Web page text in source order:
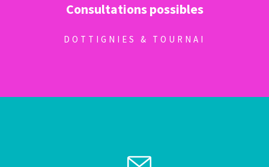
Consultations possibles
DOTTIGNIES & TOURNAI